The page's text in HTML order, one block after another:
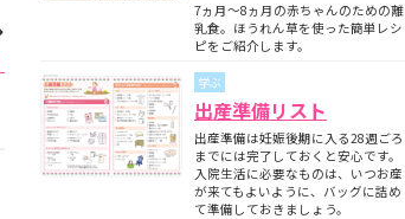
7ヵ月～8ヵ月の赤ちゃんのための離
乳食。ほうれん草を使った簡単レシ
ピをご紹介します。
学ぶ
出産準備リスト
出産準備は妊娠後期に入る28週ごろ
までには完了しておくと安心です。
入院生活に必要なものは、いつお産
が来てもよいように、バッグに詰め
て準備しておきましょう。